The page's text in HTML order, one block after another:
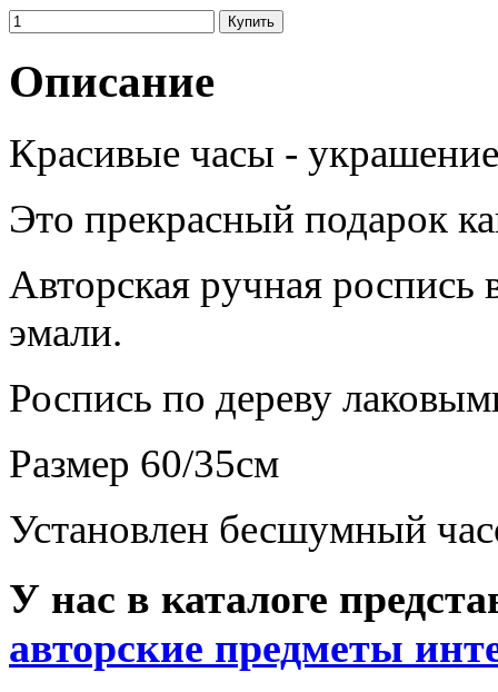
Описание
Красивые часы -
Это прекрасный подарок
Авторская ручная роспись
эмали.
Роспись по дереву
Размер 60/35см
Установлен бесшумный
У нас в каталоге
авторские предметы